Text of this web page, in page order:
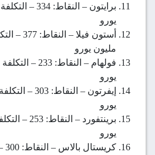
يورو
مليون يورو
يورو
يورو
يورو